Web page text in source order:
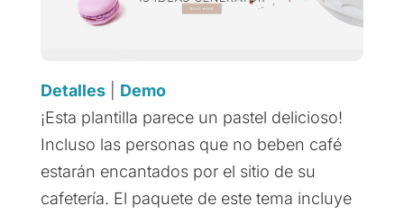
Detalles| Demo
¡Esta plantilla parece un pastel delicioso!
Incluso las personas que no beben café
estarán encantados por el sitio de su
cafetería. El paquete de este tema incluye